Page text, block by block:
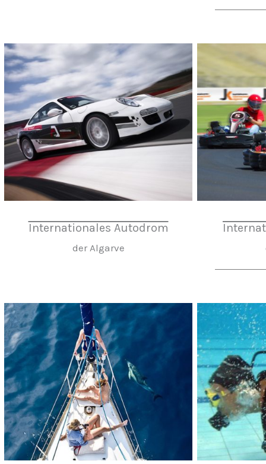
Internationales Autodrom
der Algarve